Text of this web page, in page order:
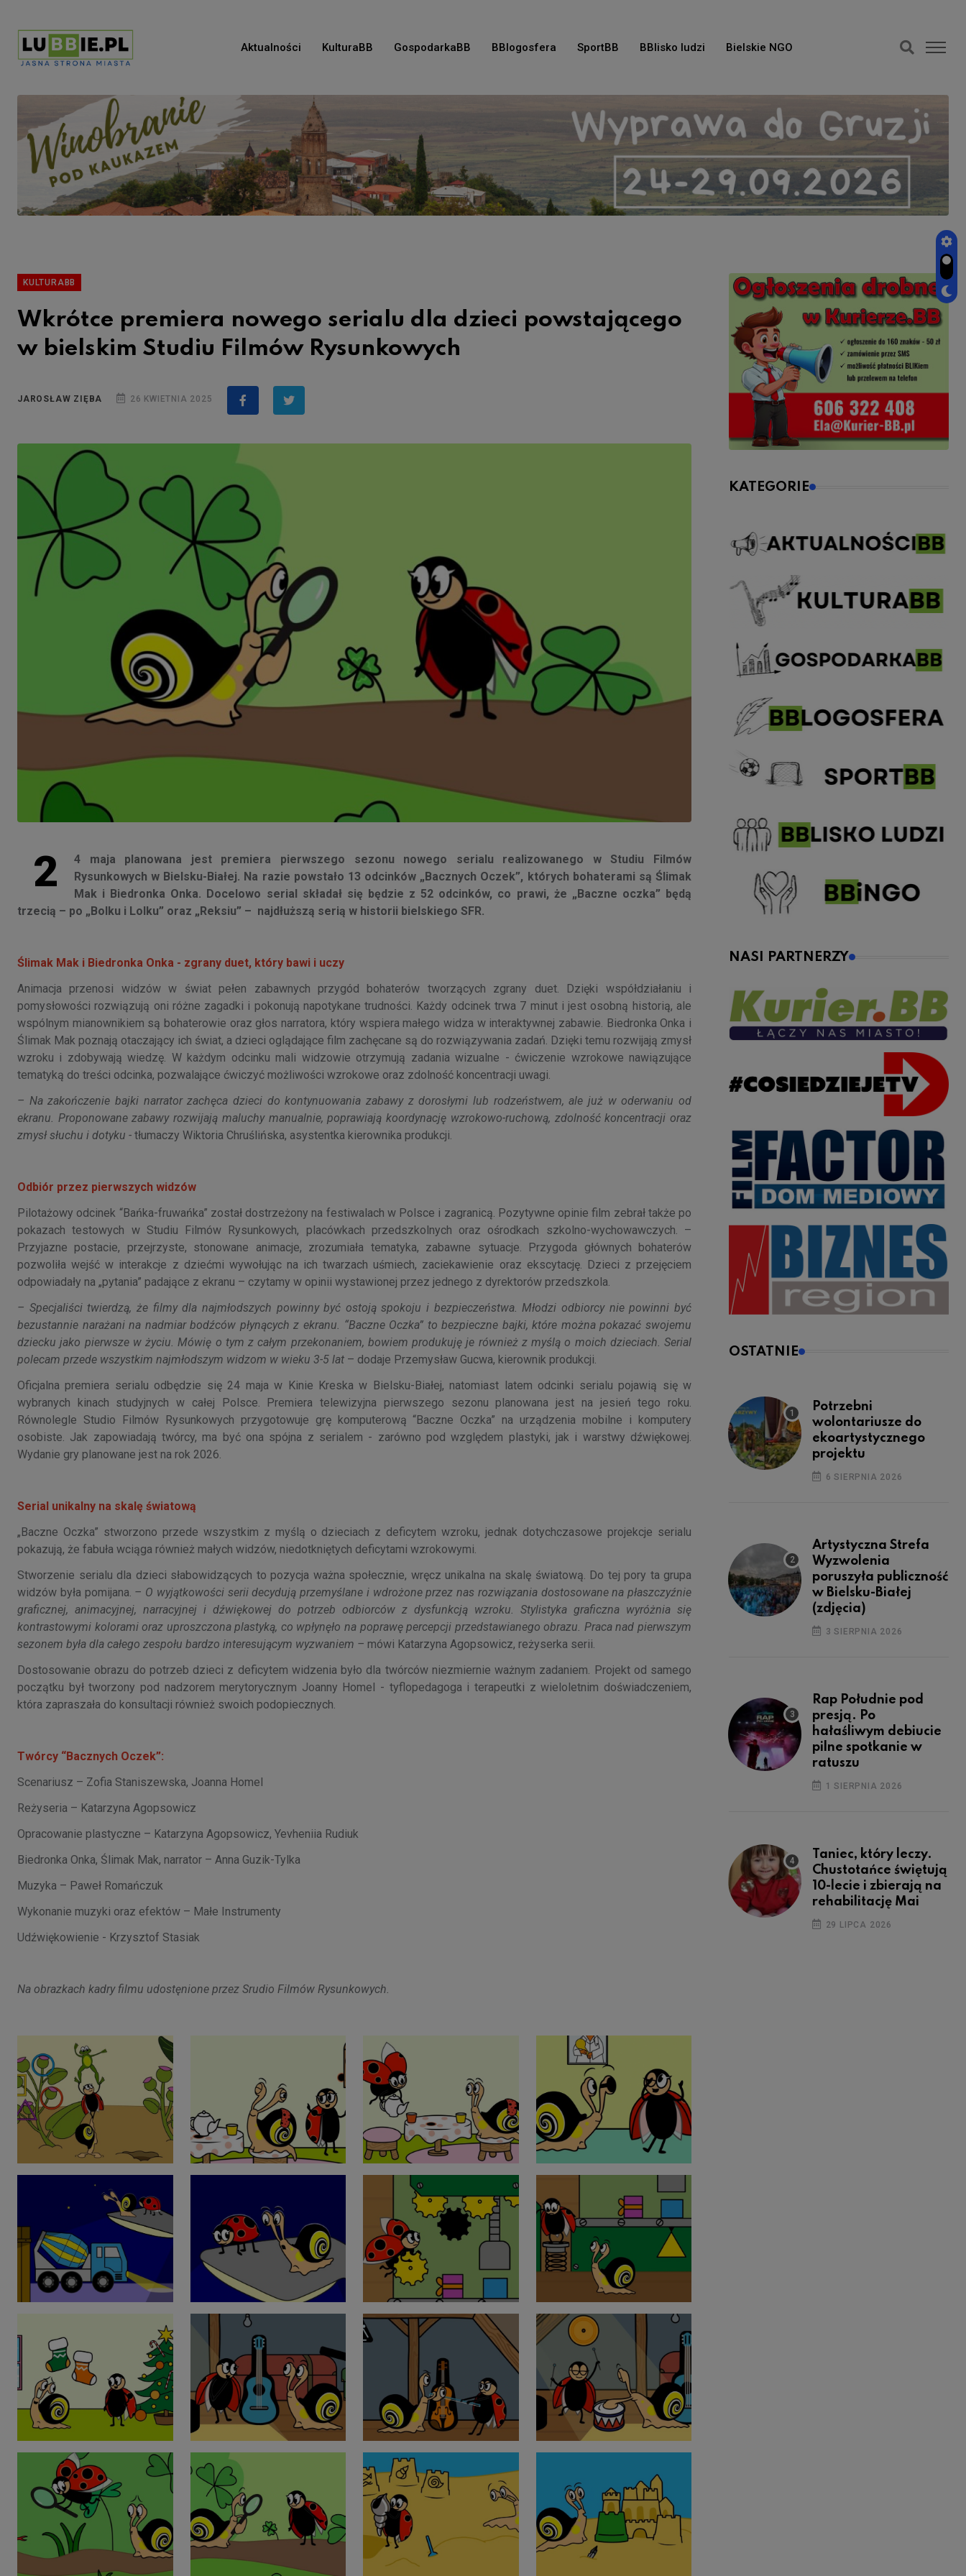
Aktualności KulturaBB GospodarkaBB BBlogosfera SportBB BBlisko ludzi Bielskie NGO
KULTURABB
Wkrótce premiera nowego serialu dla dzieci powstającego
w bielskim Studiu Filmów Rysunkowych
JAROSŁAW ZIĘBA 26 KWIETNIA 2025
2
4 maja planowana jest premiera pierwszego sezonu nowego serialu realizowanego w Studiu Filmów
Rysunkowych w Bielsku-Białej. Na razie powstało 13 odcinków „Bacznych Oczek”, których bohaterami są Ślimak
Mak i Biedronka Onka. Docelowo serial składał się będzie z 52 odcinków, co prawi, że „Baczne oczka” będą
trzecią – po „Bolku i Lolku” oraz „Reksiu” – najdłuższą serią w historii bielskiego SFR.
Ślimak Mak i Biedronka Onka - zgrany duet, który bawi i uczy
Animacja przenosi widzów w świat pełen zabawnych przygód bohaterów tworzących zgrany duet. Dzięki współdziałaniu i
pomysłowości rozwiązują oni różne zagadki i pokonują napotykane trudności. Każdy odcinek trwa 7 minut i jest osobną historią, ale
wspólnym mianownikiem są bohaterowie oraz głos narratora, który wspiera małego widza w interaktywnej zabawie. Biedronka Onka i
Ślimak Mak poznają otaczający ich świat, a dzieci oglądające film zachęcane są do rozwiązywania zadań. Dzięki temu rozwijają zmysł
wzroku i zdobywają wiedzę. W każdym odcinku mali widzowie otrzymują zadania wizualne - ćwiczenie wzrokowe nawiązujące
tematyką do treści odcinka, pozwalające ćwiczyć możliwości wzrokowe oraz zdolność koncentracji uwagi.
– Na zakończenie bajki narrator zachęca dzieci do kontynuowania zabawy z dorosłymi lub rodzeństwem, ale już w oderwaniu od
ekranu. Proponowane zabawy rozwijają maluchy manualnie, poprawiają koordynację wzrokowo-ruchową, zdolność koncentracji oraz
zmysł słuchu i dotyku - tłumaczy Wiktoria Chruślińska, asystentka kierownika produkcji.
Odbiór przez pierwszych widzów
Pilotażowy odcinek “Bańka-fruwańka” został dostrzeżony na festiwalach w Polsce i zagranicą. Pozytywne opinie film zebrał także po
pokazach testowych w Studiu Filmów Rysunkowych, placówkach przedszkolnych oraz ośrodkach szkolno-wychowawczych. –
Przyjazne postacie, przejrzyste, stonowane animacje, zrozumiała tematyka, zabawne sytuacje. Przygoda głównych bohaterów
pozwoliła wejść w interakcje z dziećmi wywołując na ich twarzach uśmiech, zaciekawienie oraz ekscytację. Dzieci z przejęciem
odpowiadały na „pytania” padające z ekranu – czytamy w opinii wystawionej przez jednego z dyrektorów przedszkola.
– Specjaliści twierdzą, że filmy dla najmłodszych powinny być ostoją spokoju i bezpieczeństwa. Młodzi odbiorcy nie powinni być
bezustannie narażani na nadmiar bodźców płynących z ekranu. “Baczne Oczka” to bezpieczne bajki, które można pokazać swojemu
dziecku jako pierwsze w życiu. Mówię o tym z całym przekonaniem, bowiem produkuję je również z myślą o moich dzieciach. Serial
polecam przede wszystkim najmłodszym widzom w wieku 3-5 lat – dodaje Przemysław Gucwa, kierownik produkcji.
Oficjalna premiera serialu odbędzie się 24 maja w Kinie Kreska w Bielsku-Białej, natomiast latem odcinki serialu pojawią się w
wybranych kinach studyjnych w całej Polsce. Premiera telewizyjna pierwszego sezonu planowana jest na jesień tego roku.
Równolegle Studio Filmów Rysunkowych przygotowuje grę komputerową “Baczne Oczka” na urządzenia mobilne i komputery
osobiste. Jak zapowiadają twórcy, ma być ona spójna z serialem - zarówno pod względem plastyki, jak i warstwy dźwiękowej.
Wydanie gry planowane jest na rok 2026.
Serial unikalny na skalę światową
„Baczne Oczka” stworzono przede wszystkim z myślą o dzieciach z deficytem wzroku, jednak dotychczasowe projekcje serialu
pokazują, że fabuła wciąga również małych widzów, niedotkniętych deficytami wzrokowymi.
Stworzenie serialu dla dzieci słabowidzących to pozycja ważna społecznie, wręcz unikalna na skalę światową. Do tej pory ta grupa
widzów była pomijana. – O wyjątkowości serii decydują przemyślane i wdrożone przez nas rozwiązania dostosowane na płaszczyźnie
graficznej, animacyjnej, narracyjnej i dźwiękowej do potrzeb odbiorców z dysfunkcją wzroku. Stylistyka graficzna wyróżnia się
kontrastowymi kolorami oraz uproszczona plastyką, co wpłynęło na poprawę percepcji przedstawianego obrazu. Praca nad pierwszym
sezonem była dla całego zespołu bardzo interesującym wyzwaniem – mówi Katarzyna Agopsowicz, reżyserka serii.
Dostosowanie obrazu do potrzeb dzieci z deficytem widzenia było dla twórców niezmiernie ważnym zadaniem. Projekt od samego
początku był tworzony pod nadzorem merytorycznym Joanny Homel - tyflopedagoga i terapeutki z wieloletnim doświadczeniem,
która zapraszała do konsultacji również swoich podopiecznych.
Twórcy “Bacznych Oczek”:
Scenariusz – Zofia Staniszewska, Joanna Homel
Reżyseria – Katarzyna Agopsowicz
Opracowanie plastyczne – Katarzyna Agopsowicz, Yevheniia Rudiuk
Biedronka Onka, Ślimak Mak, narrator – Anna Guzik-Tylka
Muzyka – Paweł Romańczuk
Wykonanie muzyki oraz efektów – Małe Instrumenty
Udźwiękowienie - Krzysztof Stasiak
Na obrazkach kadry filmu udostęnione przez Srudio Filmów Rysunkowych.
KATEGORIE
NASI PARTNERZY
OSTATNIE
Potrzebni
wolontariusze do
ekoartystycznego
projektu
6 SIERPNIA 2026
Artystyczna Strefa
Wyzwolenia
poruszyła publiczność
w Bielsku-Białej
(zdjęcia)
3 SIERPNIA 2026
Rap Południe pod
presją. Po
hałaśliwym debiucie
pilne spotkanie w
ratuszu
1 SIERPNIA 2026
Taniec, który leczy.
Chustotańce świętują
10-lecie i zbierają na
rehabilitację Mai
29 LIPCA 2026